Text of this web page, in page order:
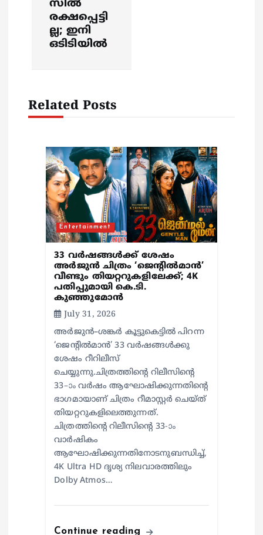
a
സില്‍
രക്ഷപ്പെട്ടി
ല്ല; ഇനി
ഒടിടിയില്‍
Related Posts
Entertainment
33 വർഷങ്ങൾക്ക് ശേഷം
അർജുൻ ചിത്രം ‘ജെന്റിൽമാൻ’
വീണ്ടും തിയറ്ററുകളിലേക്ക്; 4K
പതിപ്പുമായി കെ.ടി.
കുഞ്ഞുമോൻ
July 31, 2026
അർജുൻ–ശങ്കർ കൂട്ടുകെട്ടിൽ പിറന്ന
‘ജെന്റിൽമാൻ’ 33 വർഷങ്ങൾക്കു
ശേഷം റീറിലീസ്
ചെയ്യുന്നു.ചിത്രത്തിന്റെ റിലീസിന്റെ
33–ാം വർഷം ആഘോഷിക്കുന്നതിന്റെ
ഭാഗമായാണ് ചിത്രം റീമാസ്റ്റർ ചെയ്ത്
തിയറ്ററുകളിലെത്തുന്നത്.
ചിത്രത്തിന്റെ റിലീസിന്റെ 33-ാം
വാർഷികം
ആഘോഷിക്കുന്നതിനോടനുബന്ധിച്ച്,
4K Ultra HD ദൃശ്യ നിലവാരത്തിലും
Dolby Atmos…
Continue reading